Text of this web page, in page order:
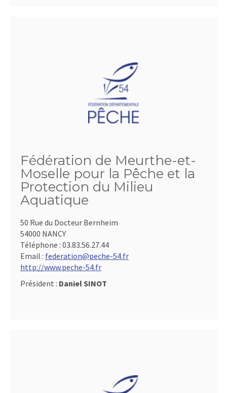
Fédération de Meurthe-et-
Moselle pour la Pêche et la
Protection du Milieu
Aquatique
50 Rue du Docteur Bernheim
54000 NANCY
Téléphone : 03.83.56.27.44
Email : federation@peche-54.fr
http://www.peche-54.fr
Président : Daniel SINOT